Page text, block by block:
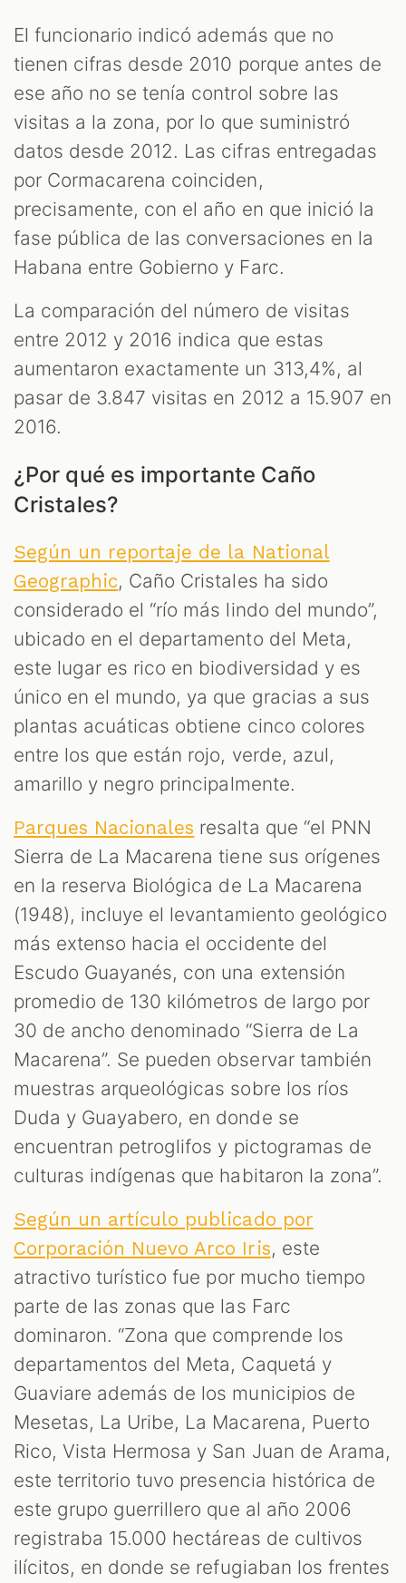
El funcionario indicó además que no
tienen cifras desde 2010 porque antes de
ese año no se tenía control sobre las
visitas a la zona, por lo que suministró
datos desde 2012. Las cifras entregadas
por Cormacarena coinciden,
precisamente, con el año en que inició la
fase pública de las conversaciones en la
Habana entre Gobierno y Farc.
La comparación del número de visitas
entre 2012 y 2016 indica que estas
aumentaron exactamente un 313,4%, al
pasar de 3.847 visitas en 2012 a 15.907 en
2016.
¿Por qué es importante Caño
Cristales?
Según un reportaje de la National
Geographic, Caño Cristales ha sido
considerado el “río más lindo del mundo”,
ubicado en el departamento del Meta,
este lugar es rico en biodiversidad y es
único en el mundo, ya que gracias a sus
plantas acuáticas obtiene cinco colores
entre los que están rojo, verde, azul,
amarillo y negro principalmente.
Parques Nacionales resalta que “el PNN
Sierra de La Macarena tiene sus orígenes
en la reserva Biológica de La Macarena
(1948), incluye el levantamiento geológico
más extenso hacia el occidente del
Escudo Guayanés, con una extensión
promedio de 130 kilómetros de largo por
30 de ancho denominado “Sierra de La
Macarena”. Se pueden observar también
muestras arqueológicas sobre los ríos
Duda y Guayabero, en donde se
encuentran petroglifos y pictogramas de
culturas indígenas que habitaron la zona”.
Según un artículo publicado por
Corporación Nuevo Arco Iris, este
atractivo turístico fue por mucho tiempo
parte de las zonas que las Farc
dominaron. “Zona que comprende los
departamentos del Meta, Caquetá y
Guaviare además de los municipios de
Mesetas, La Uribe, La Macarena, Puerto
Rico, Vista Hermosa y San Juan de Arama,
este territorio tuvo presencia histórica de
este grupo guerrillero que al año 2006
registraba 15.000 hectáreas de cultivos
ilícitos, en donde se refugiaban los frentes